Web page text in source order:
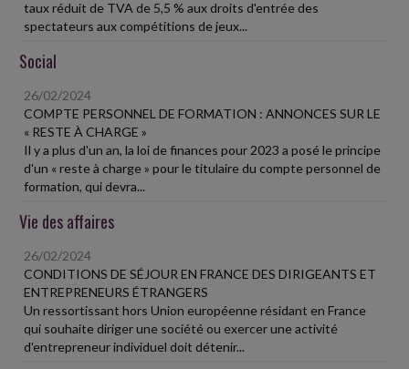
taux réduit de TVA de 5,5 % aux droits d'entrée des
spectateurs aux compétitions de jeux...
Social
26/02/2024
COMPTE PERSONNEL DE FORMATION : ANNONCES SUR LE
« RESTE À CHARGE »
Il y a plus d'un an, la loi de finances pour 2023 a posé le principe
d'un « reste à charge » pour le titulaire du compte personnel de
formation, qui devra...
Vie des affaires
26/02/2024
CONDITIONS DE SÉJOUR EN FRANCE DES DIRIGEANTS ET
ENTREPRENEURS ÉTRANGERS
Un ressortissant hors Union européenne résidant en France
qui souhaite diriger une société ou exercer une activité
d'entrepreneur individuel doit détenir...